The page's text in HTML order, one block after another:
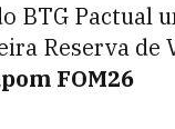
BTG Pactual
Reserva de
FOM26